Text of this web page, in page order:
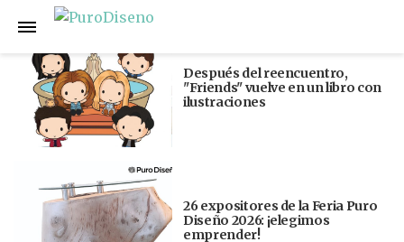
Anterior
Después del reencuentro,
"Friends" vuelve en un libro con
ilustraciones
26 expositores de la Feria Puro
Diseño 2026: ¡elegimos
emprender!
Siguiente